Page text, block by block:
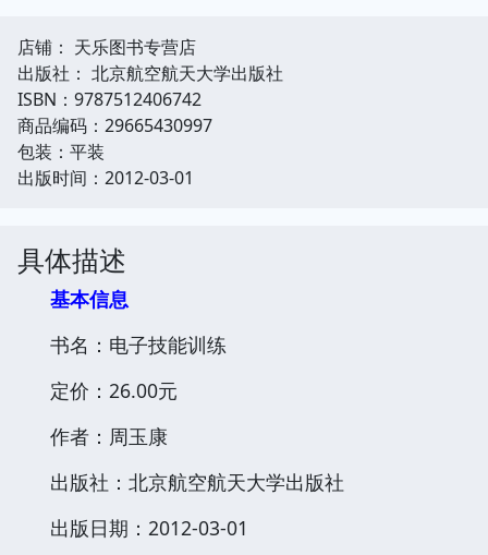
店铺： 天乐图书专营店
出版社： 北京航空航天大学出版社
ISBN：9787512406742
商品编码：29665430997
包装：平装
出版时间：2012-03-01
具体描述
基本信息
书名：电子技能训练
定价：26.00元
作者：周玉康
出版社：北京航空航天大学出版社
出版日期：2012-03-01